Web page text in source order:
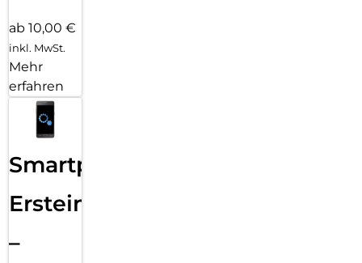
ab 10,00 €
inkl. MwSt.
Mehr
erfahren
Smartphone
Ersteinrichtung
–